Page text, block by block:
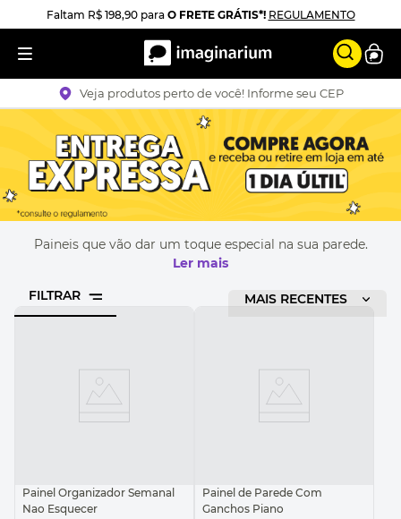
Faltam R$ 198,90paraO FRETE GRÁTIS*! REGULAMENTO
Veja produtos perto de você! Informe seu CEP
Paineis que vão dar um toque especial na sua parede.
Ler mais
FILTRAR ORDENAR POR
MAIS RECENTES
Painel Organizador Semanal
Nao Esquecer
Painel de Parede Com
Ganchos Piano